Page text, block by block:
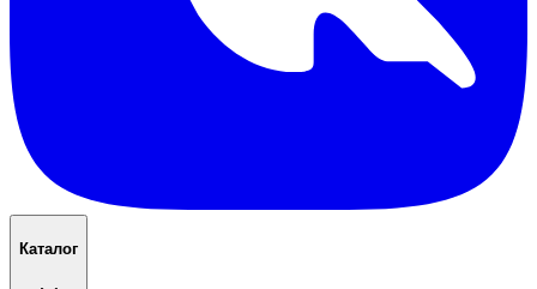
Каталог